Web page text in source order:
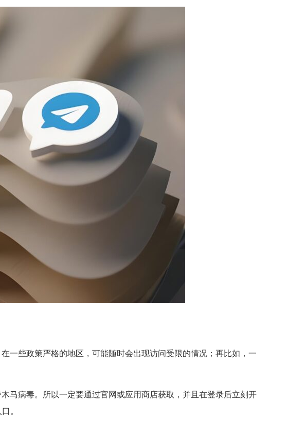
一些政策严格的地区，可能随时会出现访问受限的情况；再比如，一
马病毒。所以一定要通过官网或应用商店获取，并且在登录后立刻开
。